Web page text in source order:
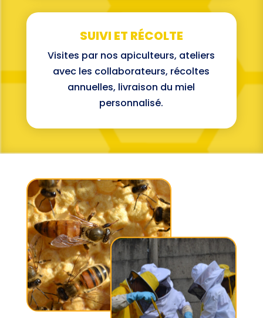
SUIVI ET RÉCOLTE
Visites par nos apiculteurs, ateliers
avec les collaborateurs, récoltes
annuelles, livraison du miel
personnalisé.